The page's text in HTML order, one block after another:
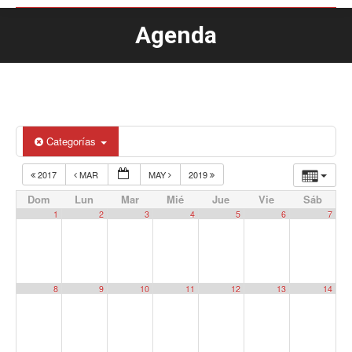
Agenda
Estás aquí:
Categorías
2017 MAR MAY 2019
Dom Lun Mar Mié Jue Vie Sáb
1 2 3 4 5 6 7
8 9 10 11 12 13 14